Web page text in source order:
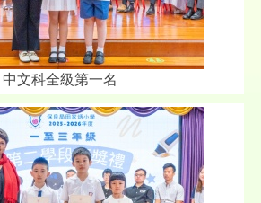
中文科全級第一名